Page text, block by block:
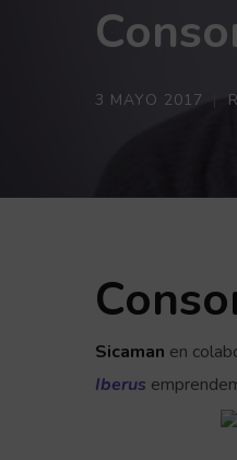
3 MAYO 2017
Sicaman en
Iberus